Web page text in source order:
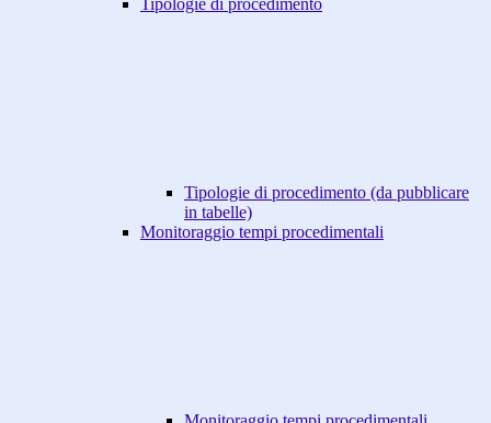
Tipologie di procedimento
Tipologie di procedimento (da pubblicare
in tabelle)
Monitoraggio tempi procedimentali